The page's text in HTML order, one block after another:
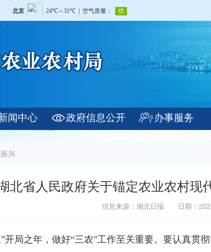
闻中心 政府信息公开 办事服务
兴
北省人民政府关于锚定农业农村现
信息来源：湖北日报 日期：
局之年，做好“三农”工作至关重要。要认真贯